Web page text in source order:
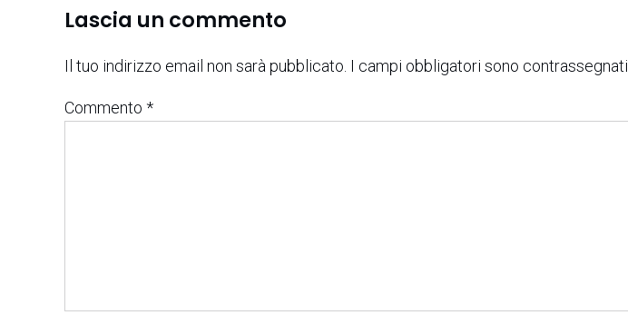
Lascia un commento
Il tuo indirizzo email non sarà pubblicato. I campi obbligatori sono contrassegnati
Commento *